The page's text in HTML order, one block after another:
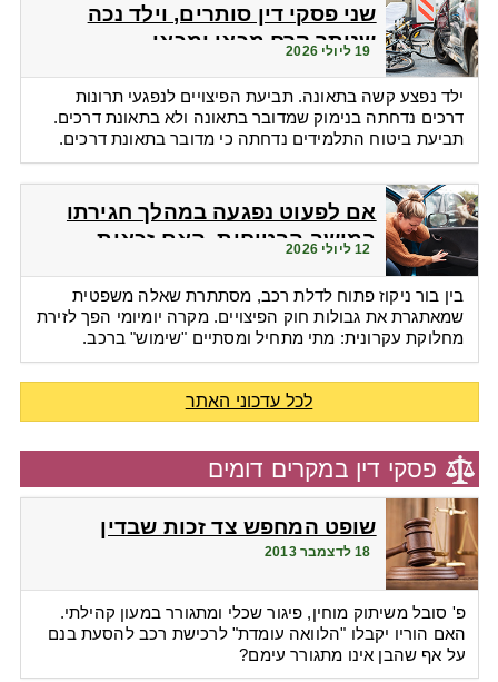
שני פסקי דין סותרים, וילד נכה
שנותר קרח מכאן ומכאן
19 ליולי 2026
ילד נפצע קשה בתאונה. תביעת הפיצויים לנפגעי תרונות
דרכים נדחתה בנימוק שמדובר בתאונה ולא בתאונת דרכים.
תביעת ביטוח התלמידים נדחתה כי מדובר בתאונת דרכים.
אם לפעוט נפגעה במהלך חגירתו
במושב הבטיחות. האם זכאית
12 ליולי 2026
בין בור ניקוז פתוח לדלת רכב, מסתתרת שאלה משפטית
שמאתגרת את גבולות חוק הפיצויים. מקרה יומיומי הפך לזירת
מחלוקת עקרונית: מתי מתחיל ומסתיים "שימוש" ברכב.
לכל עדכוני האתר
פסקי דין במקרים דומים
שופט המחפש צד זכות שבדין
18 לדצמבר 2013
פ' סובל משיתוק מוחין, פיגור שכלי ומתגורר במעון קהילתי.
האם הוריו יקבלו "הלוואה עומדת" לרכישת רכב להסעת בנם
על אף שהבן אינו מתגורר עימם?